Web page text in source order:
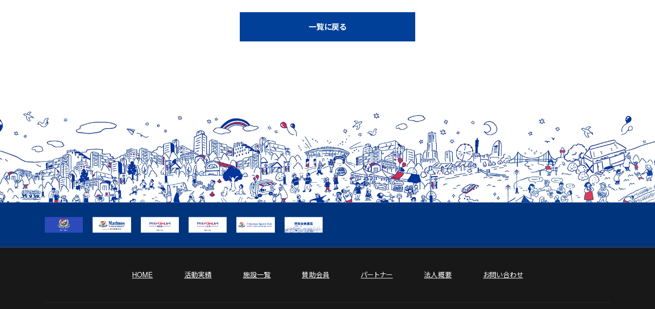
一覧に戻る
HOME 活動実績 施設一覧 賛助会員 パートナー 法人概要 お問い合わせ